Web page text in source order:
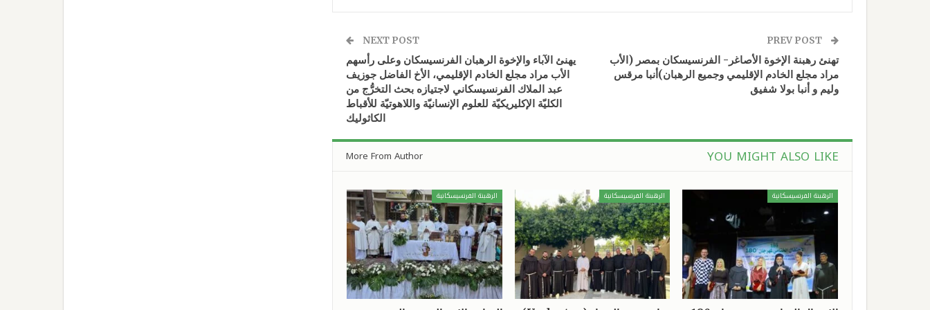
تهنئ رهبنة الإخوة الأصاغر- الفرنسيسكان بمصر (الأب
مراد مجلع الخادم الإقليمي وجميع الرهبان)أنبا مرقس
وليم و أنبا بولا شفيق
NEXT POST
يهنئ الآباء والإخوة الرهبان الفرنسيسكان وعلى رأسهم
الأب مراد مجلع الخادم الإقليمي، الأخ الفاضل جوزيف
عبد الملاك الفرنسيسكاني لاجتيازه بحث التخرُّج من
الكليّة الإكليريكيّة للعلوم الإنسانيّة واللاهوتيّة للأقباط
الكاثوليك
YOU MIGHT ALSO LIKE
More From Author
الرهبنة الفرنسيسكانية الرهبنة الفرنسيسكانية الرهبنة الفرنسيسكانية